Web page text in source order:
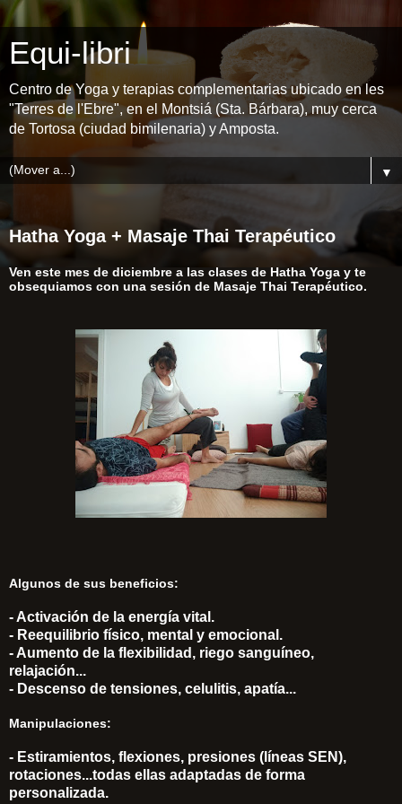
Equi-libri
Centro de Yoga y terapias complementarias ubicado en les
"Terres de l'Ebre", en el Montsiá (Sta. Bárbara), muy cerca
de Tortosa (ciudad bimilenaria) y Amposta.
▼
Hatha Yoga + Masaje Thai Terapéutico
Ven este mes de diciembre a las clases de Hatha Yoga y te
obsequiamos con una sesión de Masaje Thai Terapéutico.
Algunos de sus beneficios:
- Activación de la energía vital.
- Reequilibrio físico, mental y emocional.
- Aumento de la flexibilidad, riego sanguíneo,
relajación...
- Descenso de tensiones, celulitis, apatía...
Manipulaciones:
- Estiramientos, flexiones, presiones (líneas SEN),
rotaciones...todas ellas adaptadas de forma
personalizada.